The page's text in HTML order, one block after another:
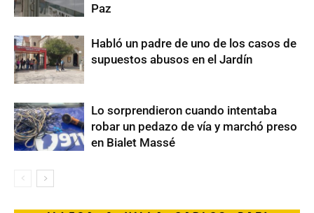
Paz
Habló un padre de uno de los casos de
supuestos abusos en el Jardín
Lo sorprendieron cuando intentaba
robar un pedazo de vía y marchó preso
en Bialet Massé